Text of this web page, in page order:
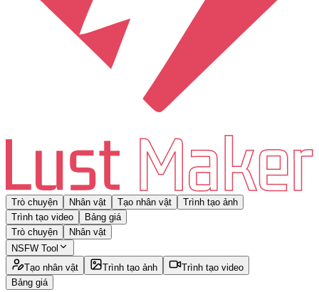
Trò chuyện Nhân vật Tạo nhân vật
Trình tạo ảnh
Trình tạo video
Bảng giá
Trò chuyện
Nhân vật
NSFW Tool
Tạo nhân vật
Trình tạo ảnh
Trình tạo video
Bảng giá